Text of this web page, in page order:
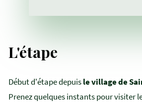
L'étape
Début d'étape depuisle village de
Prenez quelques instants pour visiter